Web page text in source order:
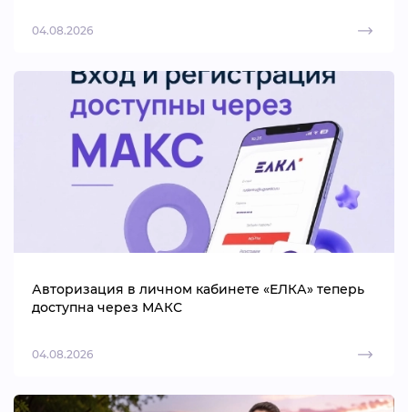
04.08.2026
Авторизация в личном кабинете «ЕЛКА» теперь
доступна через МАКС
04.08.2026